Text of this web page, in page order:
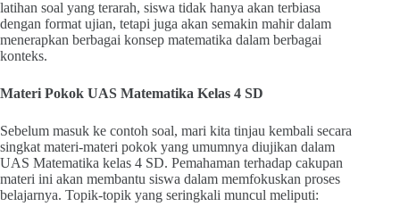
latihan soal yang terarah, siswa tidak hanya akan terbiasa
dengan format ujian, tetapi juga akan semakin mahir dalam
menerapkan berbagai konsep matematika dalam berbagai
konteks.
Materi Pokok UAS Matematika Kelas 4 SD
Sebelum masuk ke contoh soal, mari kita tinjau kembali secara
singkat materi-materi pokok yang umumnya diujikan dalam
UAS Matematika kelas 4 SD. Pemahaman terhadap cakupan
materi ini akan membantu siswa dalam memfokuskan proses
belajarnya. Topik-topik yang seringkali muncul meliputi: